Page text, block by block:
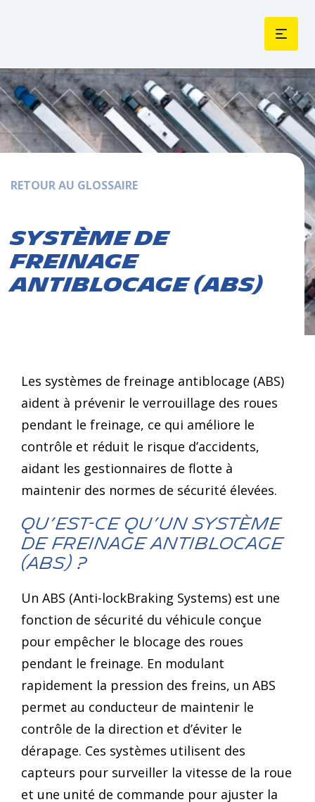
RETOUR AU GLOSSAIRE
Système de
freinage
antiblocage (ABS)
Les systèmes de freinage antiblocage (ABS)
aident à prévenir le verrouillage des roues
pendant le freinage, ce qui améliore le
contrôle et réduit le risque d’accidents,
aidant les gestionnaires de flotte à
maintenir des normes de sécurité élevées.
Qu’est-ce qu’un système
de freinage antiblocage
(ABS) ?
Un ABS (Anti-lockBraking Systems) est une
fonction de sécurité du véhicule conçue
pour empêcher le blocage des roues
pendant le freinage. En modulant
rapidement la pression des freins, un ABS
permet au conducteur de maintenir le
contrôle de la direction et d’éviter le
dérapage. Ces systèmes utilisent des
capteurs pour surveiller la vitesse de la roue
et une unité de commande pour ajuster la